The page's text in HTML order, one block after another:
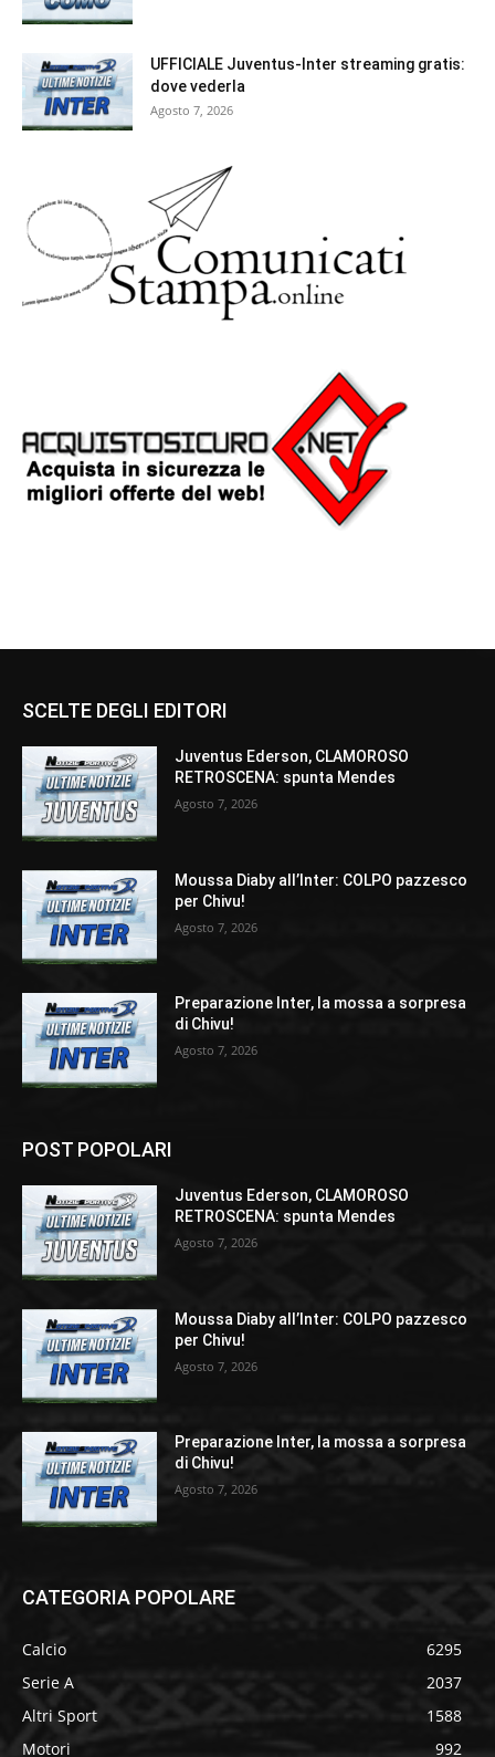
UFFICIALE Juventus-Inter streaming gratis:
dove vederla
Agosto 7, 2026
SCELTE DEGLI EDITORI
Juventus Ederson, CLAMOROSO
RETROSCENA: spunta Mendes
Agosto 7, 2026
Moussa Diaby all’Inter: COLPO pazzesco
per Chivu!
Agosto 7, 2026
Preparazione Inter, la mossa a sorpresa
di Chivu!
Agosto 7, 2026
POST POPOLARI
Juventus Ederson, CLAMOROSO
RETROSCENA: spunta Mendes
Agosto 7, 2026
Moussa Diaby all’Inter: COLPO pazzesco
per Chivu!
Agosto 7, 2026
Preparazione Inter, la mossa a sorpresa
di Chivu!
Agosto 7, 2026
CATEGORIA POPOLARE
Calcio
6295
Serie A
2037
Altri Sport
1588
Motori
992